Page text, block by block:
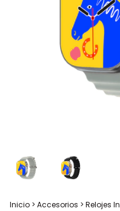
Inicio > Accesorios > Relojes